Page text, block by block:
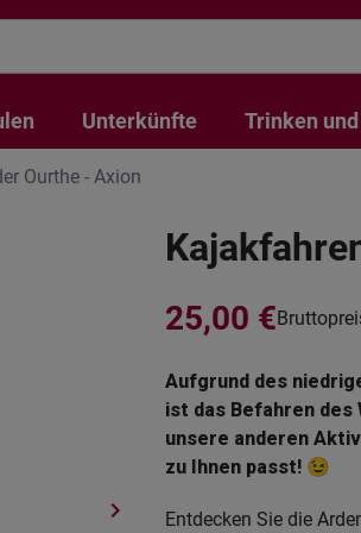
Unterkünfte Trinken und
Ourthe - Axion
Weiter
keyboard_arrow_right
25,00 €
Aufgrund des
ist das Befahren
unsere anderen
zu Ihnen passt! 😉
Entdecken Sie die